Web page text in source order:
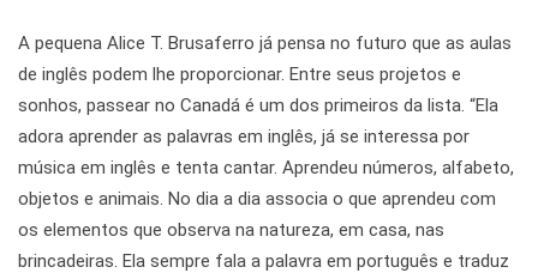
A pequena Alice T. Brusaferro já pensa no futuro que as aulas
de inglês podem lhe proporcionar. Entre seus projetos e
sonhos, passear no Canadá é um dos primeiros da lista. “Ela
adora aprender as palavras em inglês, já se interessa por
música em inglês e tenta cantar. Aprendeu números, alfabeto,
objetos e animais. No dia a dia associa o que aprendeu com
os elementos que observa na natureza, em casa, nas
brincadeiras. Ela sempre fala a palavra em português e traduz